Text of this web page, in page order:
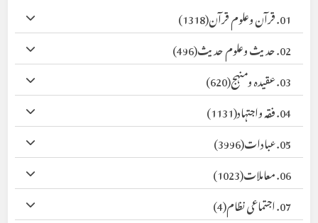
01. قرآن وعلوم قرآن
(1318)
02. حدیث وعلوم حدیث
(496)
03. عقیدہ ومنہج
(620)
04. فقہ واجتہاد
(1131)
05. عبادات
(3996)
06. معاملات
(1023)
07. اجتماعی نظام
(4)